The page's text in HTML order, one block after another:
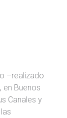
–realizado
en Buenos
Canales y